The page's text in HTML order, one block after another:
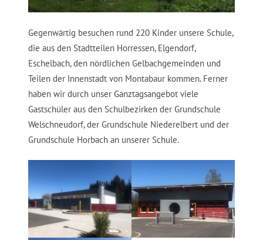
Gegenwärtig besuchen rund 220 Kinder unsere Schule,
die aus den Stadtteilen Horressen, Elgendorf,
Eschelbach, den nördlichen Gelbachgemeinden und
Teilen der Innenstadt von Montabaur kommen. Ferner
haben wir durch unser Ganztagsangebot viele
Gastschüler aus den Schulbezirken der Grundschule
Welschneudorf, der Grundschule Niederelbert und der
Grundschule Horbach an unserer Schule.